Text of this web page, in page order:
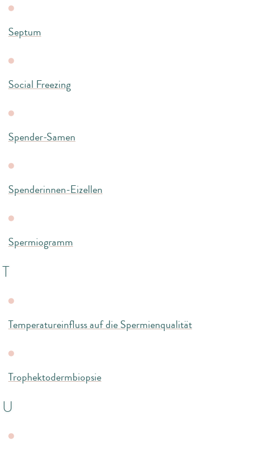
Septum
Social Freezing
Spender-Samen
Spenderinnen-Eizellen
Spermiogramm
T
Temperatureinfluss auf die Spermienqualität
Trophektodermbiopsie
U